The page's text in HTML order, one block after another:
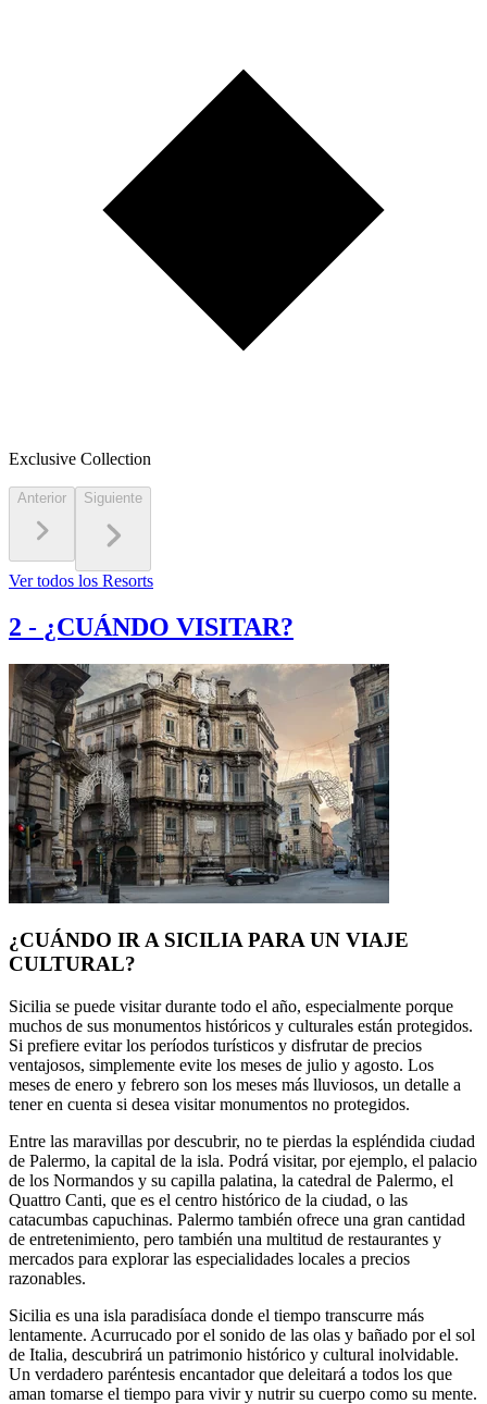
Exclusive Collection
Anterior Siguiente
Ver todos los Resorts
2 - ¿CUÁNDO VISITAR?
¿CUÁNDO IR A SICILIA PARA UN VIAJE
CULTURAL?
Sicilia se puede visitar durante todo el año, especialmente porque
muchos de sus monumentos históricos y culturales están protegidos.
Si prefiere evitar los períodos turísticos y disfrutar de precios
ventajosos, simplemente evite los meses de julio y agosto. Los
meses de enero y febrero son los meses más lluviosos, un detalle a
tener en cuenta si desea visitar monumentos no protegidos.
Entre las maravillas por descubrir, no te pierdas la espléndida ciudad
de Palermo, la capital de la isla. Podrá visitar, por ejemplo, el palacio
de los Normandos y su capilla palatina, la catedral de Palermo, el
Quattro Canti, que es el centro histórico de la ciudad, o las
catacumbas capuchinas. Palermo también ofrece una gran cantidad
de entretenimiento, pero también una multitud de restaurantes y
mercados para explorar las especialidades locales a precios
razonables.
Sicilia es una isla paradisíaca donde el tiempo transcurre más
lentamente. Acurrucado por el sonido de las olas y bañado por el sol
de Italia, descubrirá un patrimonio histórico y cultural inolvidable.
Un verdadero paréntesis encantador que deleitará a todos los que
aman tomarse el tiempo para vivir y nutrir su cuerpo como su mente.